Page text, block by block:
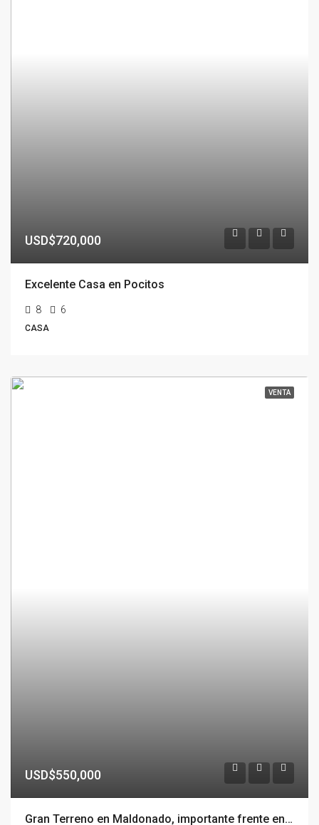
USD$720,000
Excelente Casa en Pocitos
8 6
CASA
VENTA
USD$550,000
Gran Terreno en Maldonado, importante frente en Blvr. Artigas